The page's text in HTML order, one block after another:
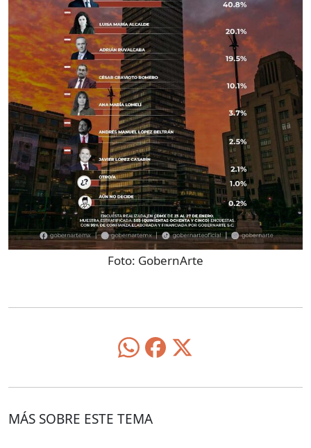
Foto: GobernArte
MÁS SOBRE ESTE TEMA